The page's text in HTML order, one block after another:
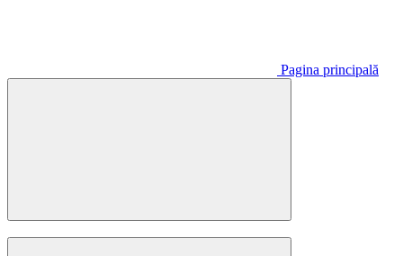
Pagina principală